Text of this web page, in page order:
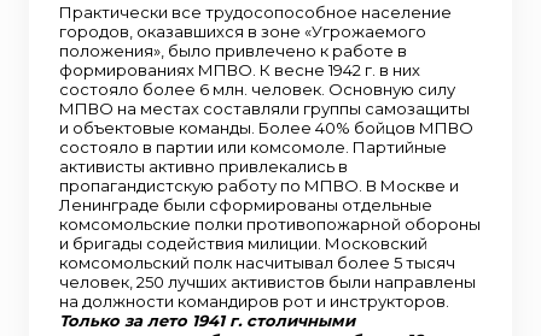
Практически все трудосопособное население
городов, оказавшихся в зоне «Угрожаемого
положения», было привлечено к работе в
формированиях МПВО. К весне 1942 г. в них
состояло более 6 млн. человек. Основную силу
МПВО на местах составляли группы самозащиты
и объектовые команды. Более 40% бойцов МПВО
состояло в партии или комсомоле. Партийные
активисты активно привлекались в
пропагандистскую работу по МПВО. В Москве и
Ленинграде были сформированы отдельные
комсомольские полки противопожарной обороны
и бригады содействия милиции. Московский
комсомольский полк насчитывал более 5 тысяч
человек, 250 лучших активистов были направлены
на должности командиров рот и инструкторов.
Только за лето 1941 г. столичными